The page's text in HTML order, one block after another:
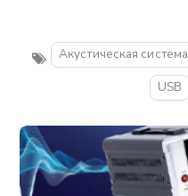
Акустическая система
USB